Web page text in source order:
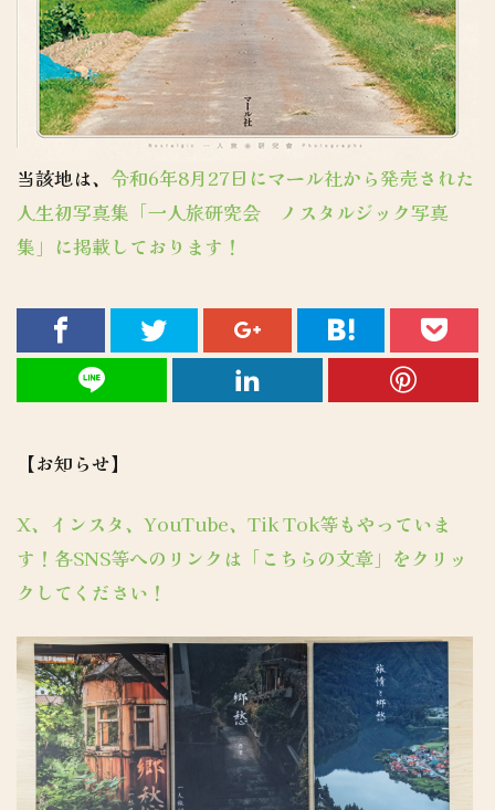
当該地は、 令和6年8月27日にマール社から発売された
人生初写真集「一人旅研究会 ノスタルジック写真
集」に掲載しております！
【お知らせ】
X、インスタ、YouTube、Tik Tok等もやっていま
す！各SNS等へのリンクは「こちらの文章」をクリッ
クしてください！